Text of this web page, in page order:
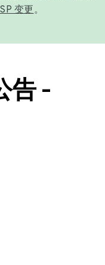
变更。
告 -